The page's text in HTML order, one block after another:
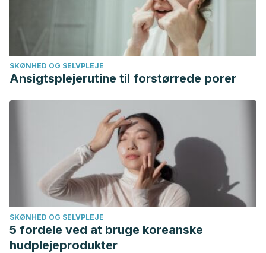
SKØNHED OG SELVPLEJE
Ansigtsplejerutine til forstørrede porer
SKØNHED OG SELVPLEJE
5 fordele ved at bruge koreanske
hudplejeprodukter